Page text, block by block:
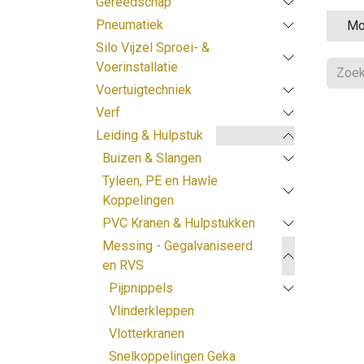
Pneumatiek
Silo Vijzel Sproei- &
Voerinstallatie
Voertuigtechniek
Verf
Leiding & Hulpstuk
Buizen & Slangen
Tyleen, PE en Hawle
Koppelingen
PVC Kranen & Hulpstukken
Messing - Gegalvaniseerd
en RVS
Pijpnippels
Vlinderkleppen
Vlotterkranen
Snelkoppelingen Geka